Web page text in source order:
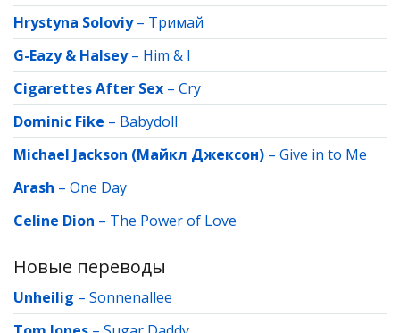
Hrystyna Soloviy– Тримай
G-Eazy & Halsey– Him & I
Cigarettes After Sex – Cry
Dominic Fike – Babydoll
Michael Jackson (Майкл Джексон) – Give in to Me
Arash – One Day
Celine Dion – The Power of Love
Новые переводы
Unheilig – Sonnenallee